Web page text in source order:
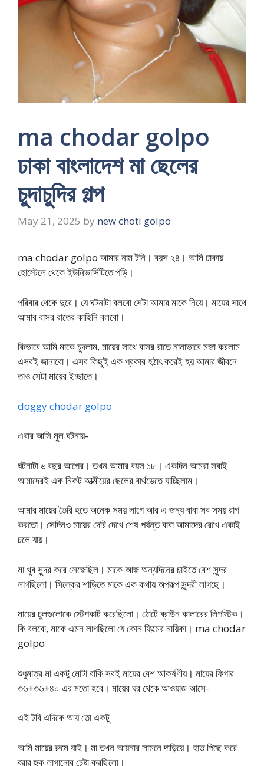
ma chodar golpo
ঢাকা বাংলাদেশ মা ছেলের
চুদাচুদির গল্প
May 21, 2025 by new choti golpo
ma chodar golpo আমার নাম টনি। বয়স ২৪। আমি ঢাকায়
হোস্টেলে থেকে ইউনিভার্সিটিতে পড়ি।
পরিবার থেকে দুরে। যে ঘটনাটা বলবো সেটা আমার মাকে নিয়ে। মায়ের সাথে
আমার বাসর রাতের কাহিনি বলবো।
কিভাবে আমি মাকে চুদলাম, মায়ের সাথে বাসর রাতে নানাভাবে মজা করলাম
এসবই জানাবো। এসব কিছুই এক প্রকার হঠাৎ করেই হয় আমার জীবনে
তাও সেটা মায়ের ইচ্ছাতে।
doggy chodar golpo
এবার আসি মুল ঘটনায়-
ঘটনাটা ৬ বছর আগের। তখন আমার বয়স ১৮। একদিন আমরা সবাই
আমাদেরই এক নিকট আত্মীয়ের ছেলের বার্থডেতে যাচ্ছিলাম।
আমার মায়ের তৈরি হতে অনেক সময় লাগে আর এ জন্য বাবা সব সময় রাগ
করতো। সেদিনও মায়ের দেরি দেখে শেষ পর্যন্ত বাবা আমাদের রেখে একাই
চলে যায়।
মা খুব সুন্দর করে সেজেছিল। মাকে আজ অন্যদিনের চাইতে বেশ সুন্দর
লাগছিলো। সিল্কের শাড়িতে মাকে এক কথায় অপরূপ সুন্দরী লাগছে।
মায়ের চুলগুলোকে স্টেপকাট করেছিলো। ঠোটে ব্রাউন কালারের লিপস্টিক।
কি বলবো, মাকে এমন লাগছিলো যে কোন ফিল্মের নায়িকা। ma chodar
golpo
শুধুমাত্র মা একটু মোটা বাকি সবই মায়ের বেশ আকর্ষণীয়। মায়ের ফিগার
৩৬+৩৬+৪০ এর মতো হবে। মায়ের ঘর থেকে আওয়াজ আসে-
এই টবি এদিকে আয় তো একটু
আমি মায়ের রুমে যাই। মা তখন আয়নার সামনে দাড়িয়ে। হাত পিছে করে
ব্রার হুক লাগানোর চেষ্টা করছিলো।